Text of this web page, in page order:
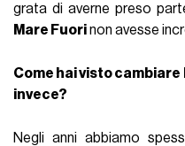
grata di averne preso
Mare Fuorinon avesse
Come hai visto
invece?
Negli anni abbiamo